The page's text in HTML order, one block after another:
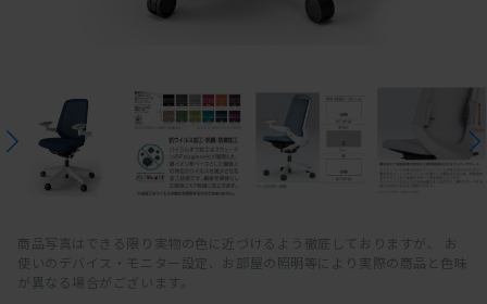
商品写真はできる限り実物の色に近づけるよう徹底しておりますが、 お
使いのデバイス・モニター設定、お部屋の照明等により実際の商品と色味
が異なる場合がございます。